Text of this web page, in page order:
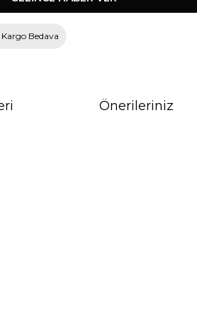
Kargo Bedava
Önerileriniz